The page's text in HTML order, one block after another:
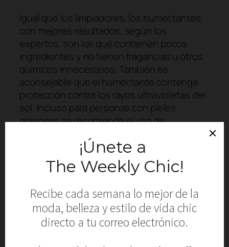
Igual que los limpiadores, los humectantes
con mejores resultados, según los
expertos, son los que contienen pocos
ingredientes y no tienen fragancias u otros
químicos innecesarios. También es
aconsejable que el humectante contenga
protección contra los rayos ultravioletas del
sol. Incluso para personas con pieles
grasosas se recomienda el uso de
ayudan a balancear las mismas.
Además, los humectantes acompañan al
nuestra piel y les auxilia en su efectividad.
Inclusive funcionan como barrera entre la
piel y el maquillaje, promoviendo la